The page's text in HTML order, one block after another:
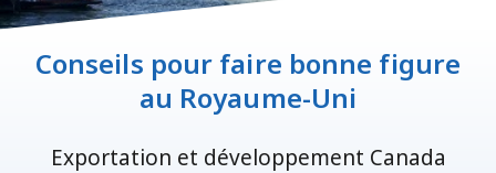
Conseils pour faire bonne figure
au Royaume-Uni
Exportation et développement Canada